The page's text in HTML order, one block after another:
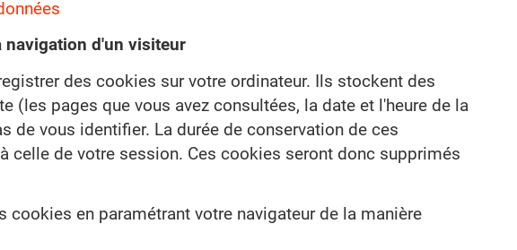
d'un visiteur
des cookies sur votre ordinateur. Ils stockent des
(les pages que vous avez consultées, la date et l'heure de la
de vous identifier. La durée de conservation de ces
celle de votre session. Ces cookies seront donc supprimés
en paramétrant votre navigateur de la manière